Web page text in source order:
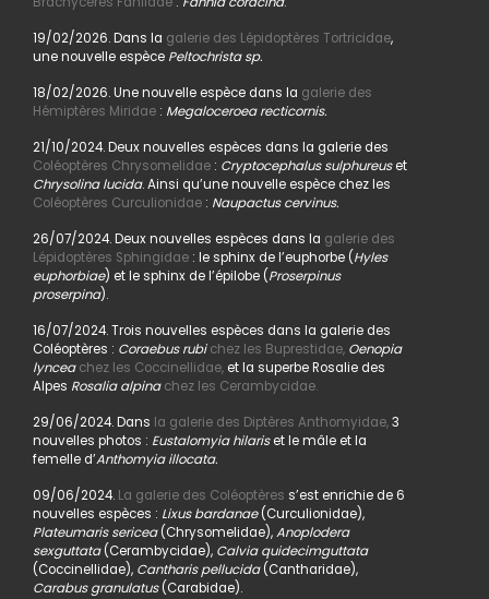
19/02/2026. Dans la galerie des Lépidoptères Tortricidae,
une nouvelle espèce Peltochrista sp.
18/02/2026. Une nouvelle espèce dans la galerie des
Hémiptères Miridae: Megaloceroea recticornis.
21/10/2024. Deux nouvelles espèces dans la galerie des
Coléoptères Chrysomelidae: Cryptocephalus sulphureuset
Chrysolina lucida. Ainsi qu’une nouvelle espèce chez les
Coléoptères Curculionidae : Naupactus cervinus.
26/07/2024. Deux nouvelles espèces dans la galerie des
Lépidoptères Sphingidae: le sphinx de l’euphorbe (Hyles
euphorbiae) et le sphinx de l’épilobe (Proserpinus
proserpina).
16/07/2024. Trois nouvelles espèces dans la galerie des
Coléoptères : Coraebus rubi chez les Buprestidae, Oenopia
lyncea chez les Coccinellidae,et la superbe Rosalie des
Alpes Rosalia alpina chez les Cerambycidae.
29/06/2024. Dans la galerie des Diptères Anthomyidae,3
nouvelles photos : Eustalomyia hilariset le mâle et la
femelle d’Anthomyia illocata.
09/06/2024.La galerie des Coléoptères s’est enrichie de 6
nouvelles espèces : Lixus bardanae(Curculionidae),
Plateumaris sericea(Chrysomelidae),Anoplodera
sexguttata(Cerambycidae), Calvia quidecimguttata
(Coccinellidae), Cantharis pellucida(Cantharidae),
Carabus granulatus(Carabidae).